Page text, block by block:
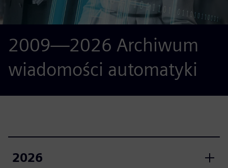
2009—2026 Archiwum
wiadomości automatyki
2026